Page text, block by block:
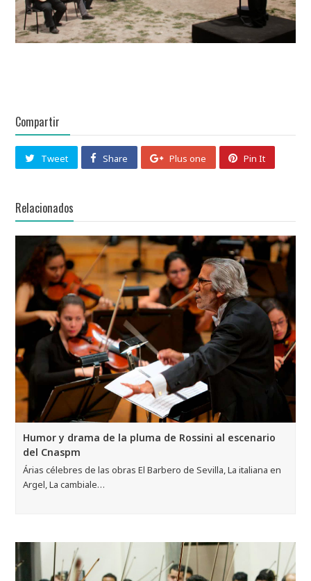
Compartir
Tweet Share Plus one Pin It
Relacionados
Humor y drama de la pluma de Rossini al escenario
del Cnaspm
Árias célebres de las obras El Barbero de Sevilla, La italiana en
Argel, La cambiale…